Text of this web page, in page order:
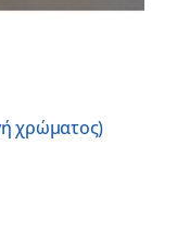
χρώματος)